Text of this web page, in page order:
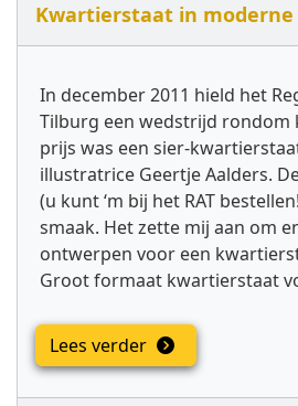
Kwartierstaat in
In december 2011 hield het
Tilburg een wedstrijd rondom
prijs was een sier-
illustratrice Geertje Aalders.
(u kunt ‘m bij het RAT
smaak. Het zette mij aan om
ontwerpen voor een
Groot formaat kwartierstaat
Lees verder